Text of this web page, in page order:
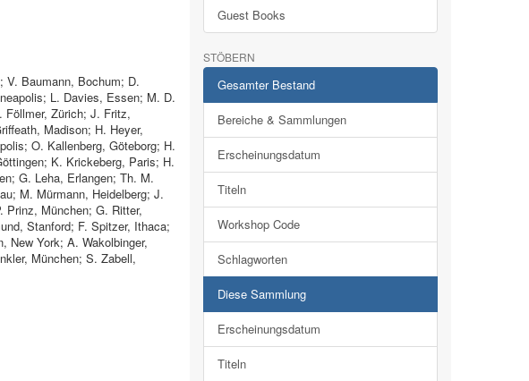
V. Baumann, Bochum; D.
L. Davies, Essen; M. D.
Föllmer, Zürich; J. Fritz,
Madison; H. Heyer,
O. Kallenberg, Göteborg; H.
K. Krickeberg, Paris; H.
G. Leha, Erlangen; Th. M.
M. Mürmann, Heidelberg; J.
Prinz, München; G. Ritter,
Stanford; F. Spitzer, Ithaca;
New York; A. Wakolbinger,
München; S. Zabell,
Guest Books
STÖBERN
Gesamter Bestand
Bereiche & Sammlungen
Erscheinungsdatum
Titeln
Workshop Code
Schlagworten
Diese Sammlung
Erscheinungsdatum
Titeln